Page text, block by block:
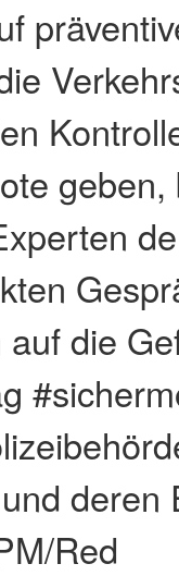
die
deren
Red